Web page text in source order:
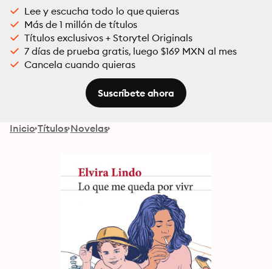
Lee y escucha todo lo que quieras
Más de 1 millón de títulos
Títulos exclusivos + Storytel Originals
7 días de prueba gratis, luego $169 MXN al mes
Cancela cuando quieras
Suscríbete ahora
Inicio Títulos Novelas